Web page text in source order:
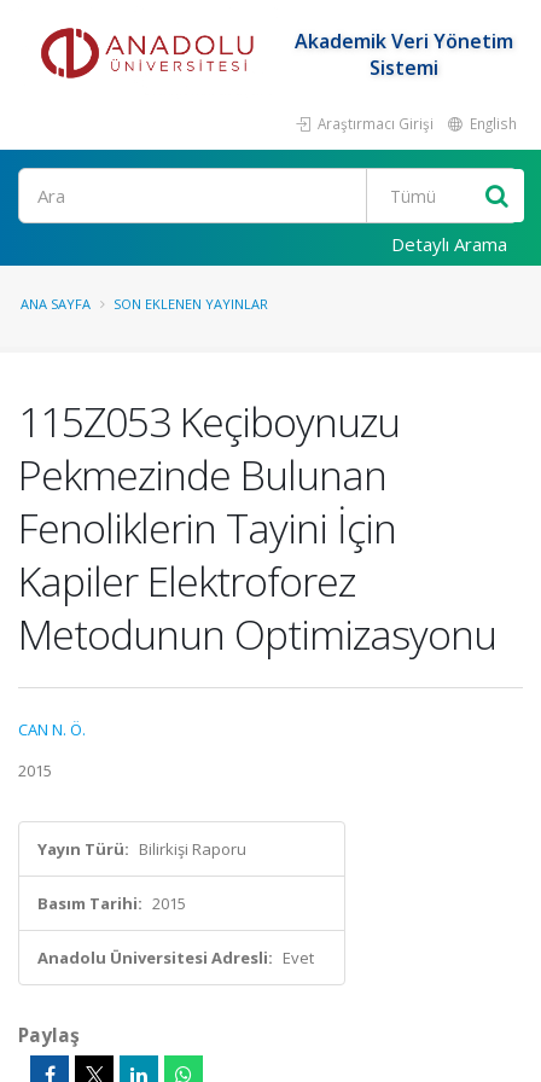
Akademik Veri Yönetim
Sistemi
Araştırmacı Girişi English
Ara
Detaylı Arama
ANA SAYFA SON EKLENEN YAYINLAR
115Z053 Keçiboynuzu
Pekmezinde Bulunan
Fenoliklerin Tayini İçin
Kapiler Elektroforez
Metodunun Optimizasyonu
CAN N. Ö.
2015
Yayın Türü: Bilirkişi Raporu
Basım Tarihi: 2015
Anadolu Üniversitesi Adresli: Evet
Paylaş